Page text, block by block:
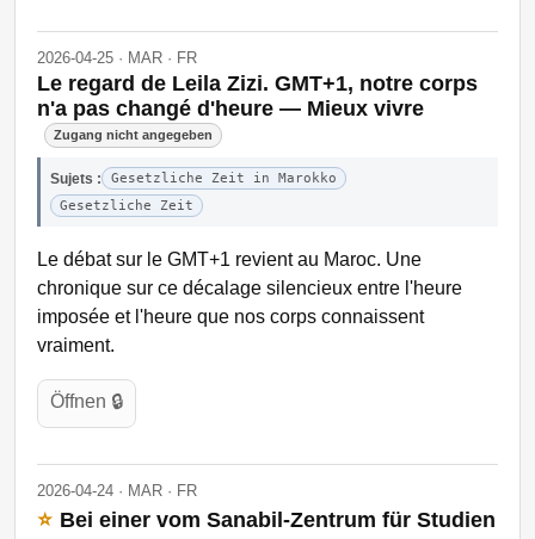
2026-04-25 · MAR · FR
Le regard de Leila Zizi. GMT+1, notre corps
n'a pas changé d'heure — Mieux vivre
Zugang nicht angegeben
Sujets :
Gesetzliche Zeit in Marokko
Gesetzliche Zeit
Le débat sur le GMT+1 revient au Maroc. Une
chronique sur ce décalage silencieux entre l'heure
imposée et l'heure que nos corps connaissent
vraiment.
Öffnen 🔒
2026-04-24 · MAR · FR
⭐ Bei einer vom Sanabil-Zentrum für Studien